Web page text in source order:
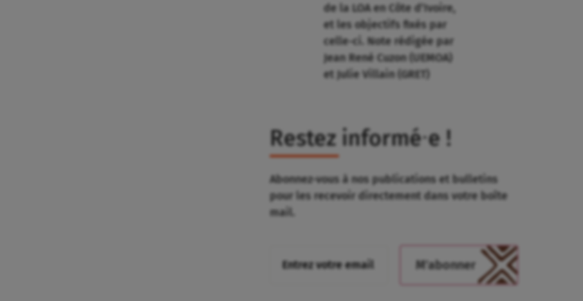
de la LOA en Côte d’Ivoire,
et les objectifs fixés par
celle-ci. Note rédigée par
Jean René Cuzon (UEMOA)
et Julie Villain (GRET)
Restez informé⸱e !
Abonnez-vous à nos publications et bulletins
pour les recevoir directement dans votre boîte
mail.